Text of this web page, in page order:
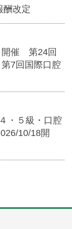
酬改定
開催 第24回
7回国際口腔
・５級・口腔
10/18開